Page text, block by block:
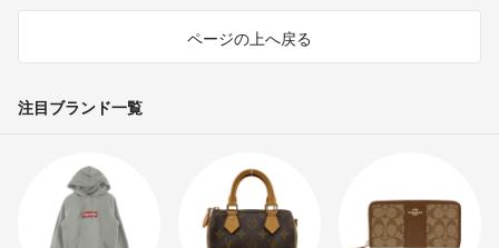
ページの上へ戻る
注目ブランド一覧